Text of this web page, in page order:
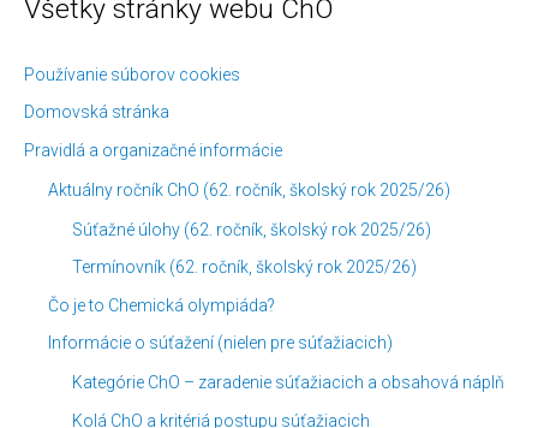
Všetky stránky webu ChO
Používanie súborov cookies
Domovská stránka
Pravidlá a organizačné informácie
Aktuálny ročník ChO (62. ročník, školský rok 2025/26)
Súťažné úlohy (62. ročník, školský rok 2025/26)
Termínovník (62. ročník, školský rok 2025/26)
Čo je to Chemická olympiáda?
Informácie o súťažení (nielen pre súťažiacich)
Kategórie ChO – zaradenie súťažiacich a obsahová náplň
Kolá ChO a kritériá postupu súťažiacich
K
t
e
g
Č
á
n
k